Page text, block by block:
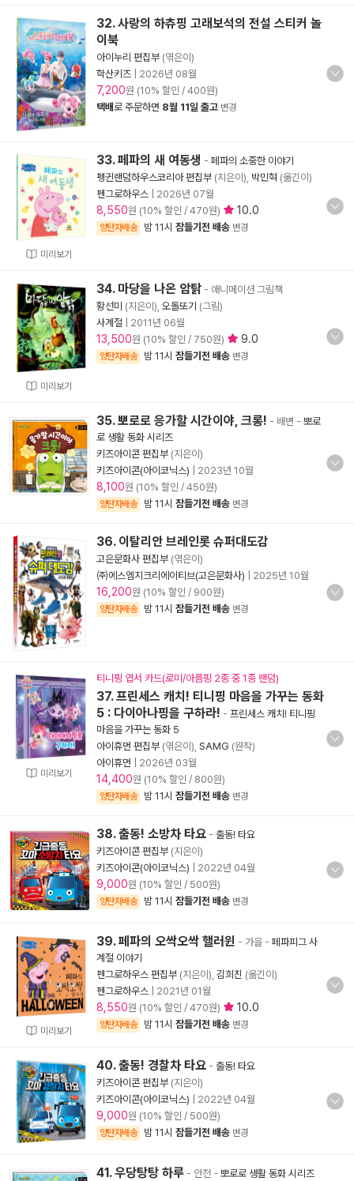
32. 사랑의 하츄핑 고래보석의 전설 스티커 놀
이북
아이누리 편집부 (엮은이)
학산키즈
2026년 08월
7,200원 (10% 할인 / 400원)
택배로 주문하면 8월 11일 출고 변경
미리보기
33. 페파의 새 여동생 - 페파의 소중한 이야기
펭귄랜덤하우스코리아 편집부 (지은이), 박민혁 (옮긴이)
펜그로하우스
2026년 07월
8,550원 (10% 할인 / 470원) 10.0
양탄자배송 밤 11시 잠들기전 배송 변경
미리보기
34. 마당을 나온 암탉 - 애니메이션 그림책
황선미 (지은이), 오돌또기 (그림)
사계절
2011년 06월
13,500원 (10% 할인 / 750원) 9.0
양탄자배송 밤 11시 잠들기전 배송 변경
35. 뽀로로 응가할 시간이야, 크롱! - 배변 - 뽀로
로 생활 동화 시리즈
키즈아이콘 편집부 (지은이)
키즈아이콘(아이코닉스)
2023년 10월
8,100원 (10% 할인 / 450원)
양탄자배송 밤 11시 잠들기전 배송 변경
36. 이탈리안 브레인롯 슈퍼대도감
고은문화사 편집부 (엮은이)
㈜에스엠지크리에이티브(고은문화사)
2025년 10월
16,200원 (10% 할인 / 900원)
양탄자배송 밤 11시 잠들기전 배송 변경
미리보기
티니핑 엽서 카드(로미/아름핑 2종 중 1종 랜덤)
37. 프린세스 캐치! 티니핑 마음을 가꾸는 동화
5 : 다이아나핑을 구하라! - 프린세스 캐치! 티니핑
마음을 가꾸는 동화 5
아이휴먼 편집부 (엮은이), SAMG (원작)
아이휴먼
2026년 03월
14,400원 (10% 할인 / 800원)
양탄자배송 밤 11시 잠들기전 배송 변경
38. 출동! 소방차 타요 - 출동! 타요
키즈아이콘 편집부 (지은이)
키즈아이콘(아이코닉스)
2022년 04월
9,000원 (10% 할인 / 500원)
양탄자배송 밤 11시 잠들기전 배송 변경
미리보기
39. 페파의 오싹오싹 핼러윈 - 가을 - 페파피그 사
계절 이야기
펜그로하우스 편집부 (지은이), 김희진 (옮긴이)
펜그로하우스
2021년 01월
8,550원 (10% 할인 / 470원) 10.0
양탄자배송 밤 11시 잠들기전 배송 변경
40. 출동! 경찰차 타요 - 출동! 타요
키즈아이콘 편집부 (지은이)
키즈아이콘(아이코닉스)
2022년 04월
9,000원 (10% 할인 / 500원)
양탄자배송 밤 11시 잠들기전 배송 변경
41. 우당탕탕 하루 - 안전 - 뽀로로 생활 동화 시리즈